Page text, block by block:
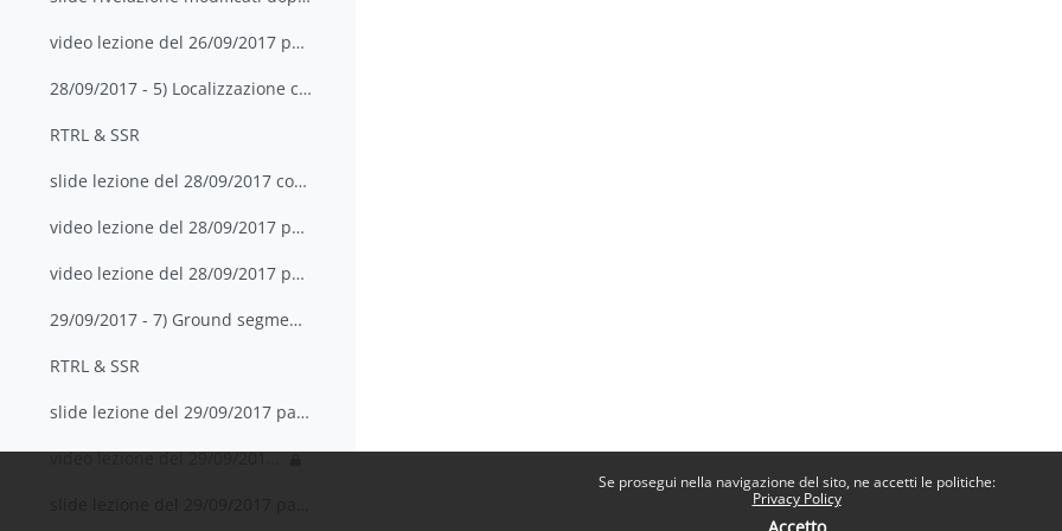
Se prosegui nella navigazione del sito, ne accetti le politiche:
Privacy Policy
video lezione del 26/09/2017 parte 4
28/09/2017 - 5) Localizzazione con onde radio; 6) ...
RTRL & SSR
slide lezione del 28/09/2017 con appunti
video lezione del 28/09/2017 parte 1
video lezione del 28/09/2017 parte 2
29/09/2017 - 7) Ground segment del GPS; 8) Propaga...
RTRL & SSR
slide lezione del 29/09/2017 parte 1 con appunti
video lezione del 29/09/2017 parte 1